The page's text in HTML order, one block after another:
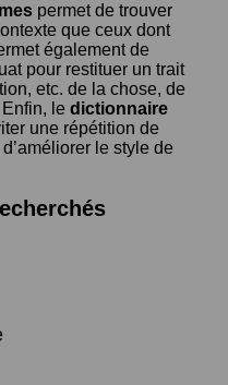
permet de trouver
que ceux dont
également de
pour restituer un trait
etc. de la chose, de
le dictionnaire
une répétition de
le style de